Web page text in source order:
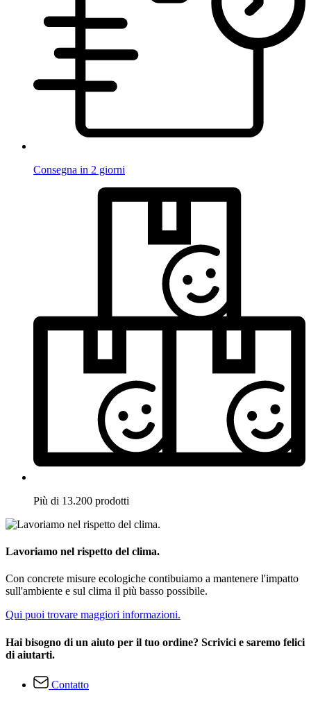
Consegna in 2 giorni
Più di 13.200 prodotti
Lavoriamo nel rispetto del clima.
Con concrete misure ecologiche contibuiamo a mantenere l'impatto
sull'ambiente e sul clima il più basso possibile.
Qui puoi trovare maggiori informazioni.
Hai bisogno di un aiuto per il tuo ordine? Scrivici e saremo felici
di aiutarti.
Contatto